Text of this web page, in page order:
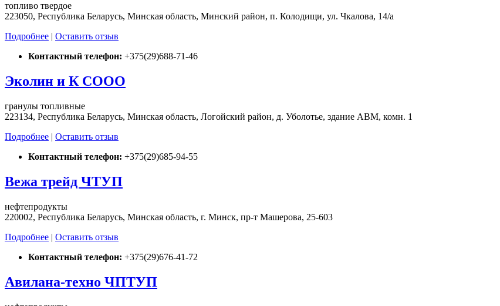
топливо твердое
223050, Республика Беларусь, Минская область, Минский район, п. Колодищи, ул. Чкалова, 14/а
Подробнее | Оставить отзыв
Контактный телефон: +375(29)688-71-46
Эколин и К СООО
гранулы топливные
223134, Республика Беларусь, Минская область, Логойский район, д. Уболотье, здание АВМ, комн. 1
Подробнее | Оставить отзыв
Контактный телефон: +375(29)685-94-55
Вежа трейд ЧТУП
нефтепродукты
220002, Республика Беларусь, Минская область, г. Минск, пр-т Машерова, 25-603
Подробнее | Оставить отзыв
Контактный телефон: +375(29)676-41-72
Авилана-техно ЧПТУП